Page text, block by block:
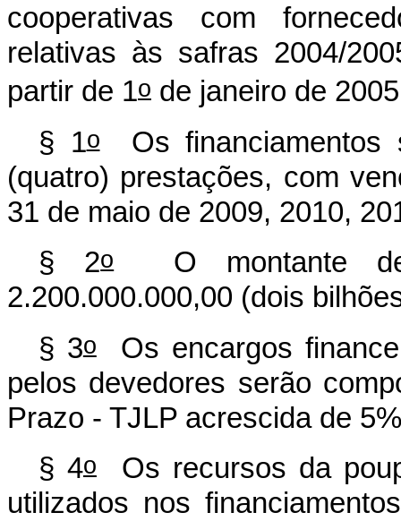
cooperativas com
relativas às safras 2004/
partir de 1o de janeiro de
§ 1oOs financiamentos
(quatro) prestações, com
31 de maio de 2009, 2010,
§ 2oO montante de
2.200.000.000,00 (dois
§ 3oOs encargos
pelos devedores serão
Prazo - TJLP acrescida de
§ 4oOs recursos da
utilizados nos